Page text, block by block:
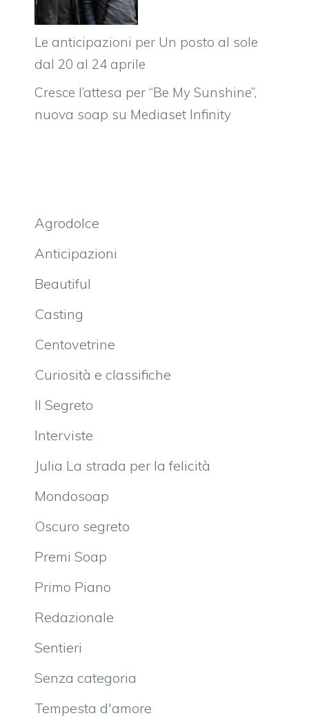
Le anticipazioni per Un posto al sole
dal 20 al 24 aprile
Cresce l’attesa per “Be My Sunshine”,
nuova soap su Mediaset Infinity
Agrodolce
Anticipazioni
Beautiful
Casting
Centovetrine
Curiosità e classifiche
Il Segreto
Interviste
Julia La strada per la felicità
Mondosoap
Oscuro segreto
Premi Soap
Primo Piano
Redazionale
Sentieri
Senza categoria
Tempesta d'amore